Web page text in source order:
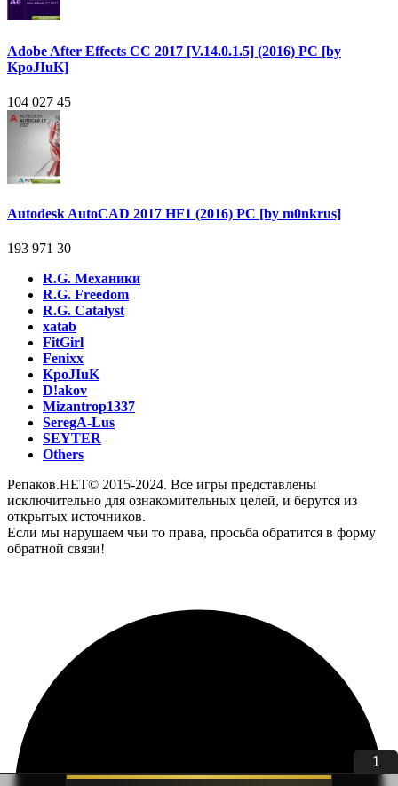
Adobe After Effects CC 2017 [V.14.0.1.5] (2016) PC [by
KpoJIuK]
104 027 45
Autodesk AutoCAD 2017 HF1 (2016) PC [by m0nkrus]
193 971 30
R.G. Механики
R.G. Freedom
R.G. Catalyst
xatab
FitGirl
Fenixx
KpoJIuK
D!akov
Mizantrop1337
SeregA-Lus
SEYTER
Others
Репаков.НЕТ© 2015-2024. Все игры представлены
исключительно для ознакомительных целей, и берутся из
открытых источников.
Если мы нарушаем чьи то права, просьба обратится в форму
обратной связи!